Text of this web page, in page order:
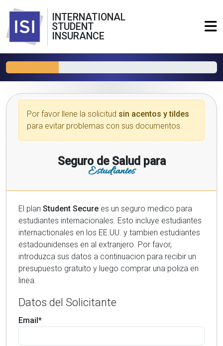
INTERNATIONAL
STUDENT
INSURANCE
Por favor llene la solicitud sin acentos y tildes
para evitar problemas con sus documentos.
Seguro de Salud para
Estudiantes
El plan Student Secure es un seguro medico para
estudiantes internacionales. Esto incluye estudiantes
internactionales en los EE.UU. y tambien estudiantes
estadounidenses en al extranjero. Por favor,
introduzca sus datos a continuacion para recibir un
presupuesto gratuito y luego comprar una poliza en
linea.
Datos del Solicitante
Email*